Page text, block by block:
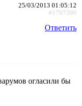
25/03/2013 01:05:12
#1797399
Ответить
огласили бы